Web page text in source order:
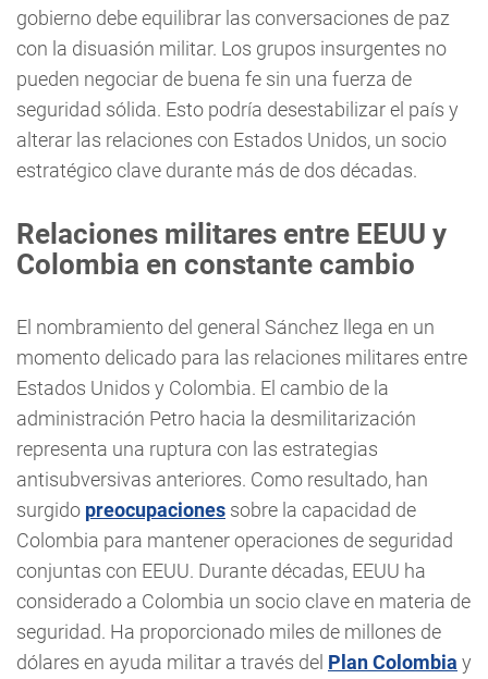
gobierno debe equilibrar las conversaciones de paz
con la disuasión militar. Los grupos insurgentes no
pueden negociar de buena fe sin una fuerza de
seguridad sólida. Esto podría desestabilizar el país y
alterar las relaciones con Estados Unidos, un socio
estratégico clave durante más de dos décadas.
Relaciones militares entre EEUU y
Colombia en constante cambio
El nombramiento del general Sánchez llega en un
momento delicado para las relaciones militares entre
Estados Unidos y Colombia. El cambio de la
administración Petro hacia la desmilitarización
representa una ruptura con las estrategias
antisubversivas anteriores. Como resultado, han
surgido preocupaciones sobre la capacidad de
Colombia para mantener operaciones de seguridad
conjuntas con EEUU. Durante décadas, EEUU ha
considerado a Colombia un socio clave en materia de
seguridad. Ha proporcionado miles de millones de
dólares en ayuda militar a través del Plan Colombia y